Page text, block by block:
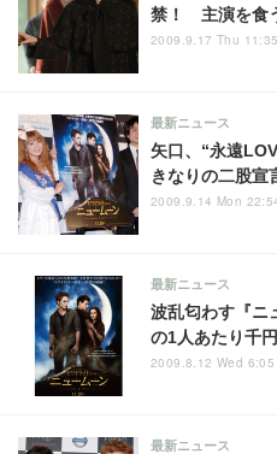
禁！ 主演を食
2009.9.17 Thu 11:35
矢口、“永遠
きなりの二股宣
最新ニュース
2009.9.14 Mon
波乱匂わす『ニ
の1人あたり千
最新ニュース
2009.8.12 Wed 6:05
最新ニュース